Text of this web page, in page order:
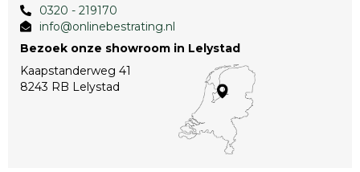
0320 - 219170
info@onlinebestrating.nl
Bezoek onze showroom in Lelystad
Kaapstanderweg 41
8243 RB Lelystad